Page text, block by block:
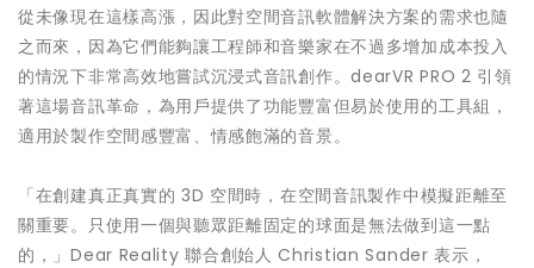
從未像現在這樣高漲，因此對空間音訊軟體解決方案的需求也隨
之而來，因為它們能夠讓工程師和音樂家在不過多增加成本投入
的情況下非常高效地嘗試沉浸式音訊創作。dearVR PRO 2 引領
著這場音訊革命，為用戶提供了功能豐富但易於使用的工具組，
適用於製作空間感豐富、情感飽滿的音景。
「在創建真正真實的 3D 空間時，在空間音訊製作中模擬距離至
關重要。只使用一個與聽眾距離固定的球面是無法做到這一點
的，」Dear Reality 聯合創始人 Christian Sander 表示，